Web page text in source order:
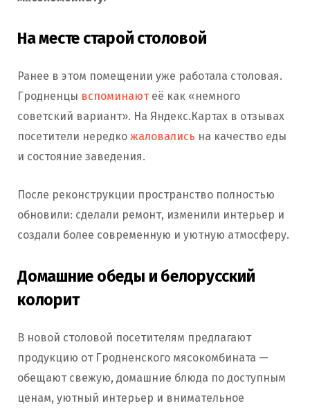
На месте старой столовой
Ранее в этом помещении уже работала столовая.
Гродненцы вспоминаютеё как «немного
советский вариант». На Яндекс.Картах в отзывах
посетители нередко жаловались на качество еды
и состояние заведения.
После реконструкции пространство полностью
обновили: сделали ремонт, изменили интерьер и
создали более современную и уютную атмосферу.
Домашние обеды и белорусский
колорит
В новой столовой посетителям предлагают
продукцию от Гродненского мясокомбината —
обещают свежую, домашние блюда по доступным
ценам, уютный интерьер и внимательное